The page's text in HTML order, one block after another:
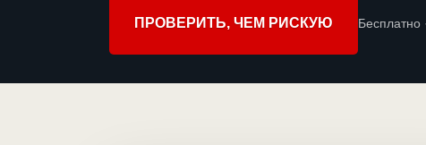
ПРОВЕРИТЬ, ЧЕМ РИСКУЮ Бесплатно